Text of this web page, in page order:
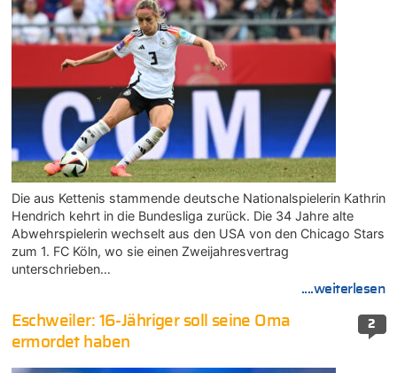
Die aus Kettenis stammende deutsche Nationalspielerin Kathrin
Hendrich kehrt in die Bundesliga zurück. Die 34 Jahre alte
Abwehrspielerin wechselt aus den USA von den Chicago Stars
zum 1. FC Köln, wo sie einen Zweijahresvertrag
unterschrieben…
....weiterlesen
2
Eschweiler: 16-Jähriger soll seine Oma
ermordet haben